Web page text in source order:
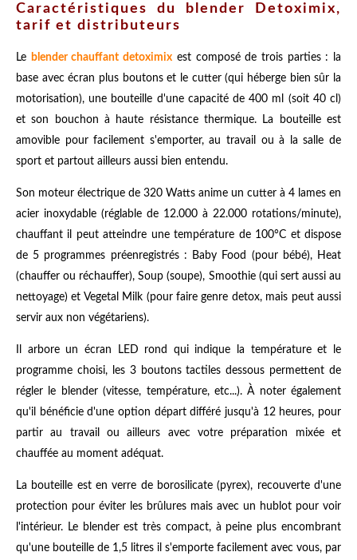
Caractéristiques du blender Detoximix,
tarif et distributeurs
Le blender chauffant detoximix est composé de trois parties : la
base avec écran plus boutons et le cutter (qui héberge bien sûr la
motorisation), une bouteille d'une capacité de 400 ml (soit 40 cl)
et son bouchon à haute résistance thermique. La bouteille est
amovible pour facilement s'emporter, au travail ou à la salle de
sport et partout ailleurs aussi bien entendu.
Son moteur électrique de 320 Watts anime un cutter à 4 lames en
acier inoxydable (réglable de 12.000 à 22.000 rotations/minute),
chauffant il peut atteindre une température de 100°C et dispose
de 5 programmes préenregistrés : Baby Food (pour bébé), Heat
(chauffer ou réchauffer), Soup (soupe), Smoothie (qui sert aussi au
nettoyage) et Vegetal Milk (pour faire genre detox, mais peut aussi
servir aux non végétariens).
Il arbore un écran LED rond qui indique la température et le
programme choisi, les 3 boutons tactiles dessous permettent de
régler le blender (vitesse, température, etc...). À noter également
qu'il bénéficie d'une option départ différé jusqu'à 12 heures, pour
partir au travail ou ailleurs avec votre préparation mixée et
chauffée au moment adéquat.
La bouteille est en verre de borosilicate (pyrex), recouverte d'une
protection pour éviter les brûlures mais avec un hublot pour voir
l'intérieur. Le blender est très compact, à peine plus encombrant
qu'une bouteille de 1,5 litres il s'emporte facilement avec vous, par